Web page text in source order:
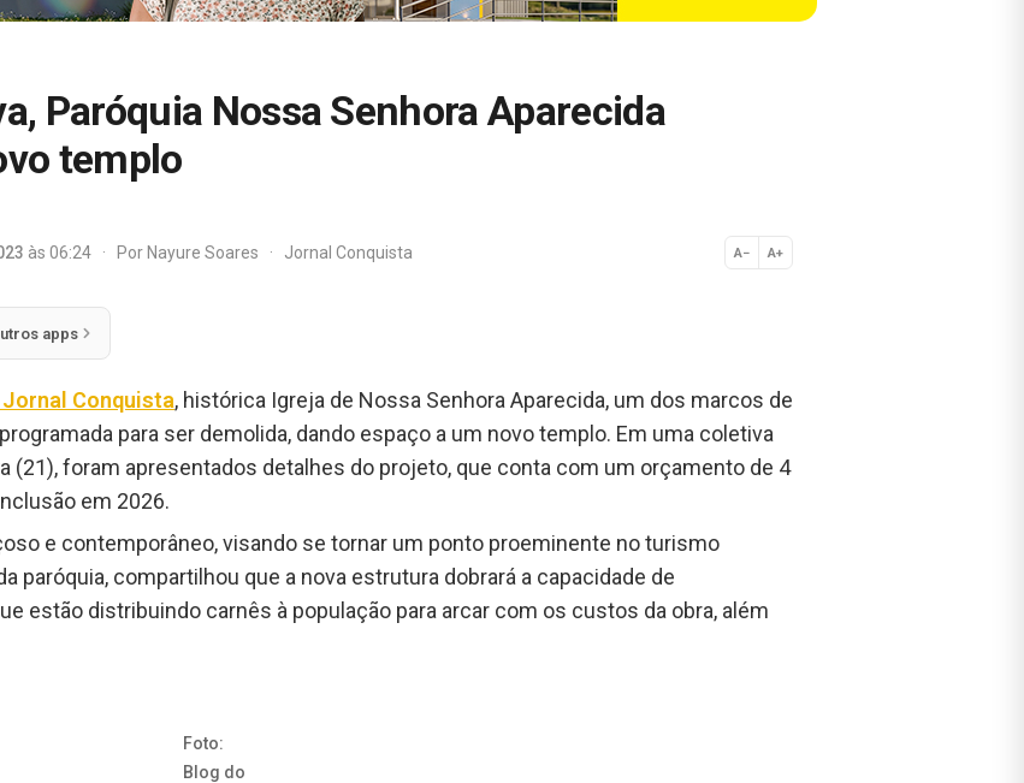
Paróquia Nossa Senhora Aparecida
templo
às 06:24 · PorNayure Soares · Jornal Conquista A− A+
Normal
apps
Jornal Conquista, histórica Igreja de Nossa Senhora Aparecida, um dos marcos de
para ser demolida, dando espaço a um novo templo. Em uma coletiva
(21), foram apresentados detalhes do projeto, que conta com um orçamento de 4
em 2026.
e contemporâneo, visando se tornar um ponto proeminente no turismo
paróquia, compartilhou que a nova estrutura dobrará a capacidade de
estão distribuindo carnês à população para arcar com os custos da obra, além
Foto:
Blog do